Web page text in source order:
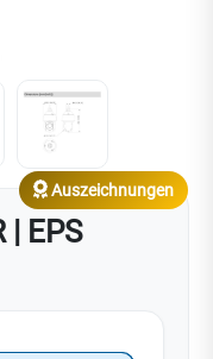
| EPS
Auszeichnungen